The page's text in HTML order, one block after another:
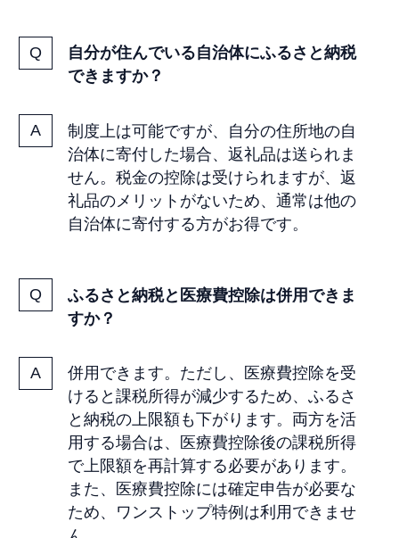
自分が住んでいる自治体にふるさと納税
できますか？
制度上は可能ですが、自分の住所地の自
治体に寄付した場合、返礼品は送られま
せん。税金の控除は受けられますが、返
礼品のメリットがないため、通常は他の
自治体に寄付する方がお得です。
ふるさと納税と医療費控除は併用できま
すか？
併用できます。ただし、医療費控除を受
けると課税所得が減少するため、ふるさ
と納税の上限額も下がります。両方を活
用する場合は、医療費控除後の課税所得
で上限額を再計算する必要があります。
また、医療費控除には確定申告が必要な
ため、ワンストップ特例は利用できませ